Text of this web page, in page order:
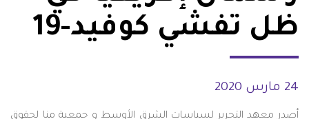
ظل تفشي كوفيد-19
24 مارس 2020
أصدر معهد التحرير لسياسات الشرق الأوسط و جمعية منا لحقوق